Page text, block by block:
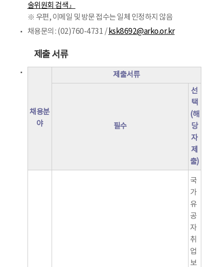
술위원회 검색』
※ 우편, 이메일 및 방문 접수는 일체 인정하지 않음
채용문의 : (02)760-4731 / ksk8692@arko.or.kr
제출 서류
채용분
야
제출서류
필수
선
택
(해
당
자
제
출)
국
가
유
공
자
취
업
보